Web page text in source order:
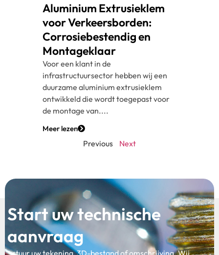
Aluminium Extrusieklem
voor Verkeersborden:
Corrosiebestendig en
Montageklaar
Voor een klant in de
infrastructuursector hebben wij een
duurzame aluminium extrusieklem
ontwikkeld die wordt toegepast voor
de montage van....
Meer lezen
Previous Next
Start uw technische
aanvraag
stuur uw tekening, 3D-bestand of omschrijving. Wij